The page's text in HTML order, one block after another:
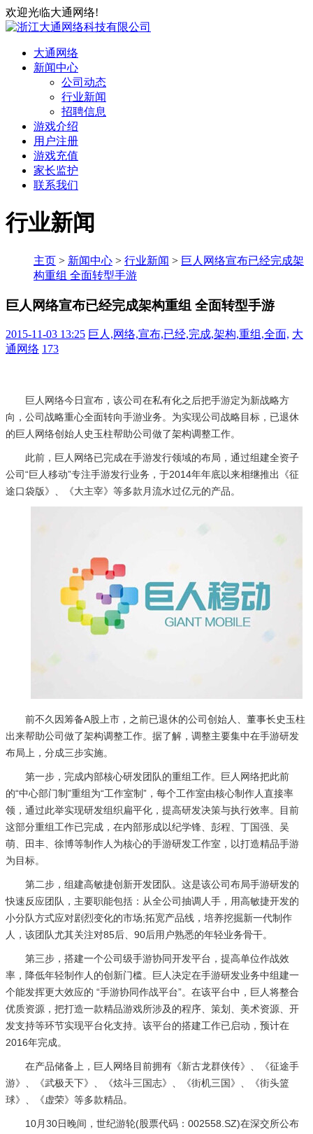
欢迎光临大通网络!
大通网络
新闻中心
公司动态
行业新闻
招聘信息
游戏介绍
用户注册
游戏充值
家长监护
联系我们
行业新闻
主页 > 新闻中心 > 行业新闻 > 巨人网络宣布已经完成架
构重组 全面转型手游
巨人网络宣布已经完成架构重组 全面转型手游
2015-11-03 13:25 巨人,网络,宣布,已经,完成,架构,重组,全面, 大
通网络 173
巨人网络今日宣布，该公司在私有化之后把手游定为新战略方
向，公司战略重心全面转向手游业务。为实现公司战略目标，已退休
的巨人网络创始人史玉柱帮助公司做了架构调整工作。
此前，巨人网络已完成在手游发行领域的布局，通过组建全资子
公司“巨人移动”专注手游发行业务，于2014年年底以来相继推出《征
途口袋版》、《大主宰》等多款月流水过亿元的产品。
前不久因筹备A股上市，之前已退休的公司创始人、董事长史玉柱
出来帮助公司做了架构调整工作。据了解，调整主要集中在手游研发
布局上，分成三步实施。
第一步， 完成内部核心研发团队的重组工作。巨人网络把此前
的“中心部门制”重组为“工作室制”，每个工作室由核心制作人直接率
领，通过此举实现研发组织扁平化，提高研发决策与执行效率。目前
这部分重组工作已完成，在内部形成以纪学锋、彭程、丁国强、吴
萌、田丰、徐博等制作人为核心的手游研发工作室，以打造精品手游
为目标。
第二步， 组建高敏捷创新开发团队。这是该公司布局手游研发的
快速反应团队，主要职能包括：从全公司抽调人手，用高敏捷开发的
小分队方式应对剧烈变化的市场;拓宽产品线，培养挖掘新一代制作
人，该团队尤其关注对85后、90后用户熟悉的年轻业务骨干。
第三步， 搭建一个公司级手游协同开发平台，提高单位作战效
率，降低年轻制作人的创新门槛。巨人决定在手游研发业务中组建一
个能发挥更大效应的 “手游协同作战平台”。在该平台中，巨人将整合
优质资源，把打造一款精品游戏所涉及的程序、策划、美术资源、开
发支持等环节实现平台化支持。该平台的搭建工作已启动，预计在
2016年完成。
在产品储备上，巨人网络目前拥有《新古龙群侠传》、《征途手
游》、《武极天下》、《炫斗三国志》、《街机三国》、《街头篮
球》、《虚荣》等多款精品。
10月30日晚间，世纪游轮(股票代码：002558.SZ)在深交所公布